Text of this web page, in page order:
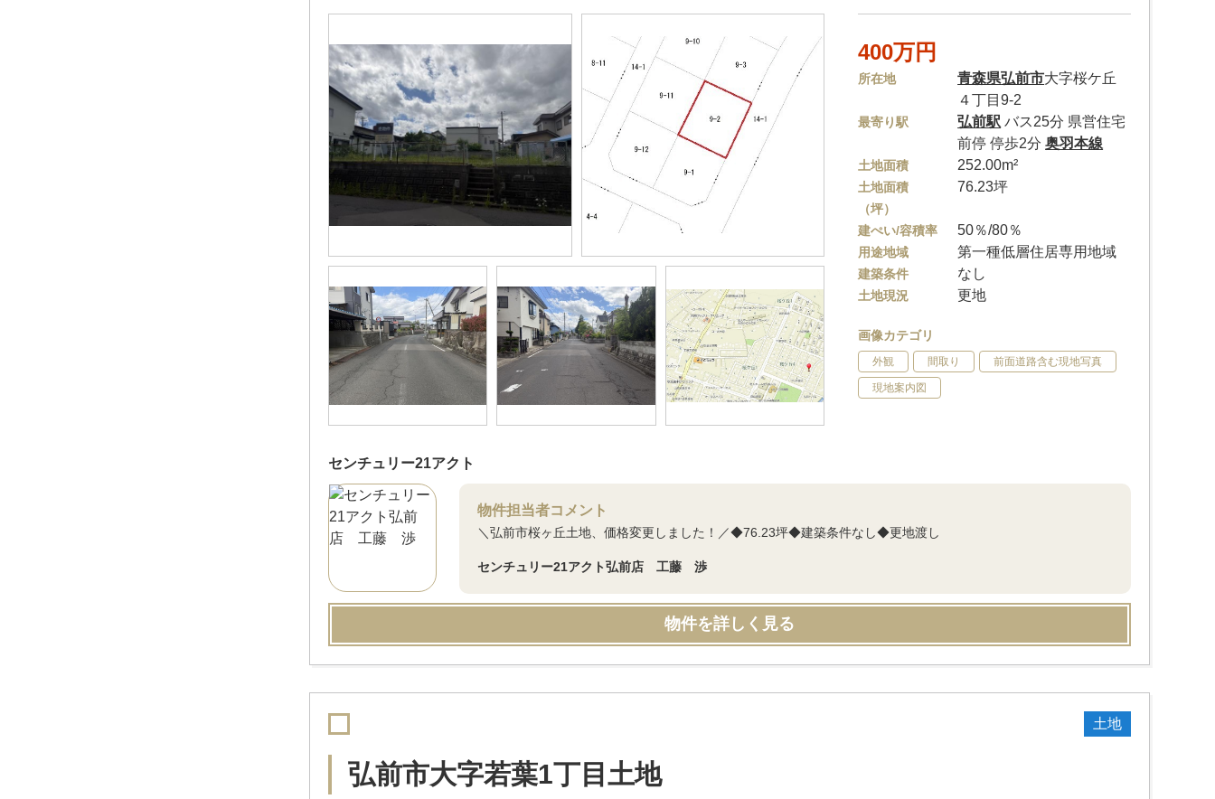
400万円
所在地 青森県弘前市大字桜ケ丘
４丁目9-2
最寄り駅 弘前駅 バス25分 県営住宅
前停 停歩2分奥羽本線
土地面積 252.00m²
土地面積
（坪）
76.23坪
建ぺい/容積率 50％/80％
用途地域 第一種低層住居専用地域
建築条件 なし
土地現況 更地
画像カテゴリ
外観 間取り 前面道路含む現地写真
現地案内図
センチュリー21アクト
物件担当者コメント
＼弘前市桜ヶ丘土地、価格変更しました！／◆76.23坪◆建築条件なし◆更地渡し
センチュリー21アクト弘前店 工藤 渉
物件を詳しく見る
土地
弘前市大字若葉1丁目土地